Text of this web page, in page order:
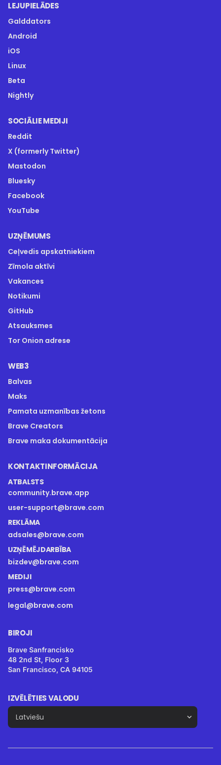
LEJUPIELĀDES
Galddators
Android
iOS
Linux
Beta
Nightly
SOCIĀLIE MEDIJI
Reddit
X (formerly Twitter)
Mastodon
Bluesky
Facebook
YouTube
UZŅĒMUMS
Ceļvedis apskatniekiem
Zīmola aktīvi
Vakances
Notikumi
GitHub
Atsauksmes
Tor Onion adrese
WEB3
Balvas
Maks
Pamata uzmanības žetons
Brave Creators
Brave maka dokumentācija
KONTAKTINFORMĀCIJA
ATBALSTS
community.brave.app
user-support@brave.com
REKLĀMA
adsales@brave.com
UZŅĒMĒJDARBĪBA
bizdev@brave.com
MEDIJI
press@brave.com
legal@brave.com
BIROJI
Brave Sanfrancisko
48 2nd St, Floor 3
San Francisco, CA 94105
IZVĒLĒTIES VALODU